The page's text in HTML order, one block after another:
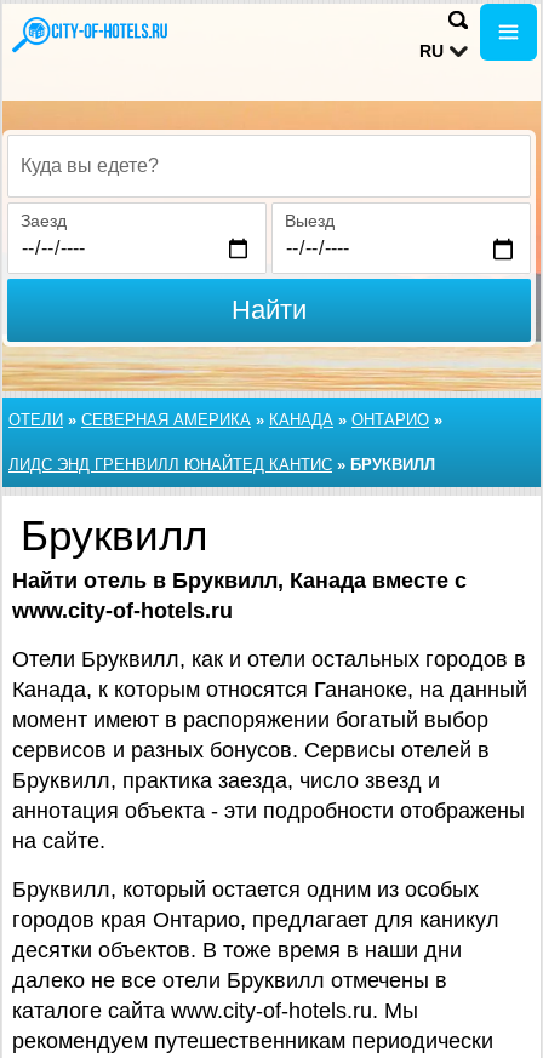
RU
Куда вы едете?
Заезд Выезд
Найти
ОТЕЛИ » СЕВЕРНАЯ АМЕРИКА » КАНАДА » ОНТАРИО »
ЛИДС ЭНД ГРЕНВИЛЛ ЮНАЙТЕД КАНТИС » БРУКВИЛЛ
Бруквилл
Найти отель в Бруквилл, Канада вместе с
www.city-of-hotels.ru
Отели Бруквилл, как и отели остальных городов в
Канада, к которым относятся Гананоке, на данный
момент имеют в распоряжении богатый выбор
сервисов и разных бонусов. Сервисы отелей в
Бруквилл, практика заезда, число звезд и
аннотация объекта - эти подробности отображены
на сайте.
Бруквилл, который остается одним из особых
городов края Онтарио, предлагает для каникул
десятки объектов. В тоже время в наши дни
далеко не все отели Бруквилл отмечены в
каталоге сайта www.city-of-hotels.ru. Мы
рекомендуем путешественникам периодически